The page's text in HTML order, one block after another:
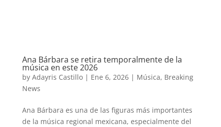
Ana Bárbara se retira temporalmente de la
música en este 2026
by Adayris Castillo| Ene 6, 2026| Música, Breaking
News
Ana Bárbara es una de las figuras más importantes
de la música regional mexicana, especialmente del